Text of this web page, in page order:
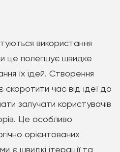
використання
це полегшує швидке
їх ідей. Створення
скоротити час від ідеї до
залучати користувачів
Це особливо
орієнтованих
є швидкі ітерації та